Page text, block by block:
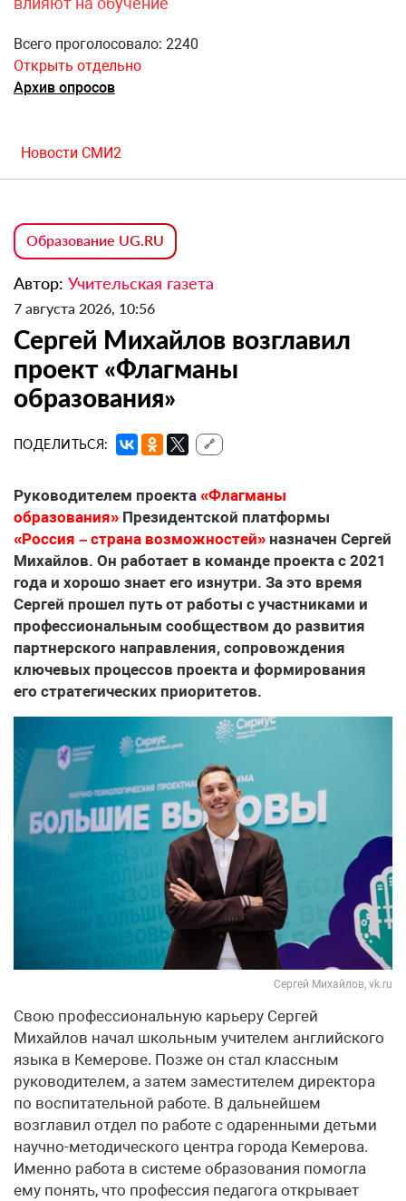
Всего проголосовало: 2240
Открыть отдельно
Архив опросов
Новости СМИ2
Образование UG.RU
Автор: Учительская газета
7 августа 2026, 10:56
Сергей Михайлов возглавил
проект «Флагманы
образования»
ПОДЕЛИТЬСЯ: 🔗
Руководителем проекта «Флагманы
образования» Президентской платформы
«Россия – страна возможностей» назначен Сергей
Михайлов. Он работает в команде проекта с 2021
года и хорошо знает его изнутри. За это время
Сергей прошел путь от работы с участниками и
профессиональным сообществом до развития
партнерского направления, сопровождения
ключевых процессов проекта и формирования
его стратегических приоритетов.
Сергей Михайлов, vk.ru
Свою профессиональную карьеру Сергей
Михайлов начал школьным учителем английского
языка в Кемерове. Позже он стал классным
руководителем, а затем заместителем директора
по воспитательной работе. В дальнейшем
возглавил отдел по работе с одаренными детьми
научно-методического центра города Кемерова.
Именно работа в системе образования помогла
ему понять, что профессия педагога открывает